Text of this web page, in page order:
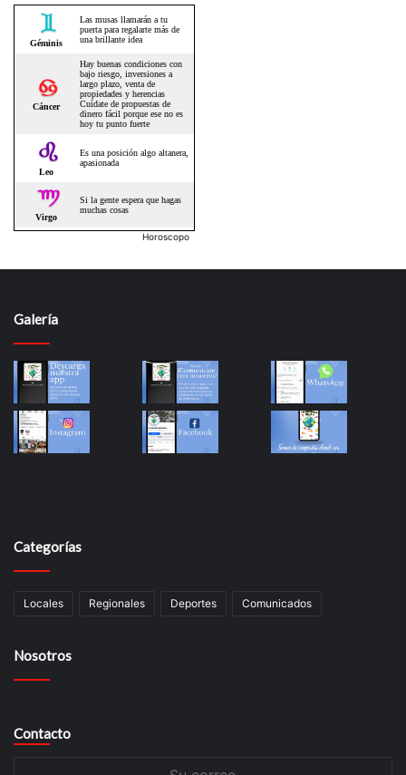
Horoscopo
Galería
Categorías
Locales Regionales Deportes Comunicados
Nosotros
Contacto